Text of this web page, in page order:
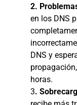
2.
en los DNS
DNS y
horas.
3.